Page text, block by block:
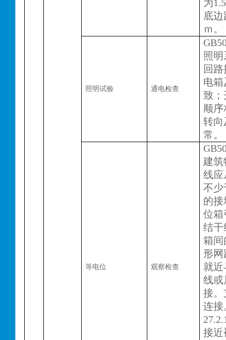
为
底
ｍ。
照明试验 通电检查
照
回
电
致；
顺
转向
常。
等电位 观察检查
建筑
线应
不少
的
位箱
结干
箱
形
就
线或
接。
连接
接近